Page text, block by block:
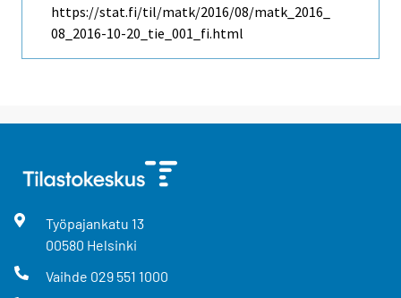
https://stat.fi/til/matk/2016/08/matk_2016_
08_2016-10-20_tie_001_fi.html
Työpajankatu 13
00580 Helsinki
Vaihde 029 551 1000